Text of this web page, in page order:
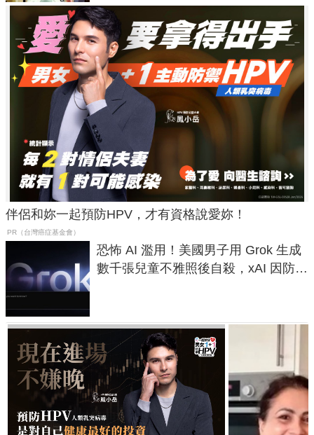
伴侶和妳一起預防HPV，才有資格說愛妳！
PR（台灣癌症基金會）
恐怖 AI 濫用！美國男子用 Grok 生成
數千張兒童不雅照後自殺，xAI 因防護